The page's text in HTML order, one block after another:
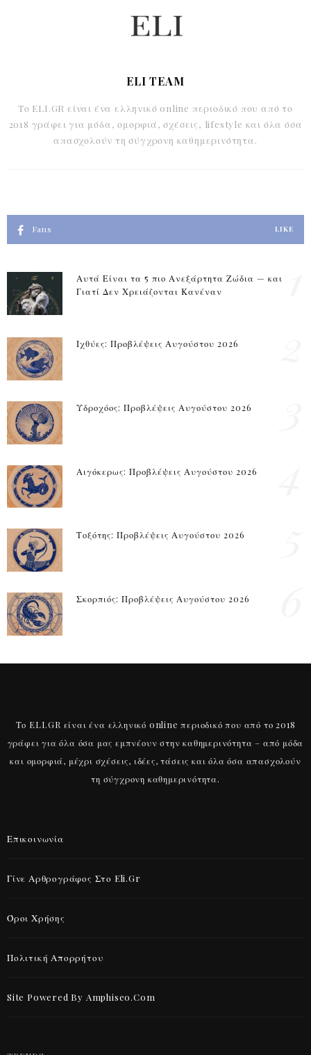
ELI TEAM
Το ELI.GR είναι ένα ελληνικό online περιοδικό που από το
2018 γράφει για μόδα, ομορφιά, σχέσεις, lifestyle και όλα όσα
απασχολούν τη σύγχρονη καθημερινότητα.
Fans LIKE
Αυτά Είναι τα 5 πιο Ανεξάρτητα Ζώδια — και
Γιατί Δεν Χρειάζονται Κανέναν
Ιχθύες: Προβλέψεις Αυγούστου 2026
Υδροχόος: Προβλέψεις Αυγούστου 2026
Αιγόκερως: Προβλέψεις Αυγούστου 2026
Τοξότης: Προβλέψεις Αυγούστου 2026
Σκορπιός: Προβλέψεις Αυγούστου 2026
Το ELI.GR είναι ένα ελληνικό online περιοδικό που από το 2018
γράφει για όλα όσα μας εμπνέουν στην καθημερινότητα – από μόδα
και ομορφιά, μέχρι σχέσεις, ιδέες, τάσεις και όλα όσα απασχολούν
τη σύγχρονη καθημερινότητα.
Επικοινωνία
Γίνε Αρθρογράφος Στο Eli.gr
Όροι Χρήσης
Πολιτική Απορρήτου
Site Powered By Amphiseo.com